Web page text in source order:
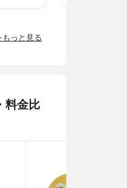
っと見る
料金比